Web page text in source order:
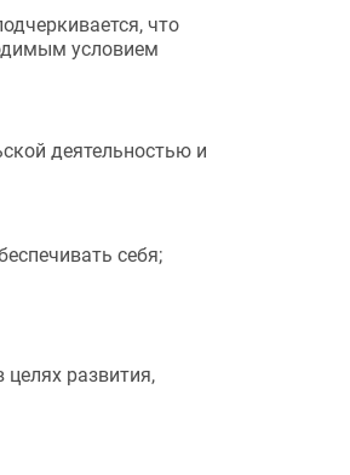
что
условием
деятельностью и
себя;
развития,